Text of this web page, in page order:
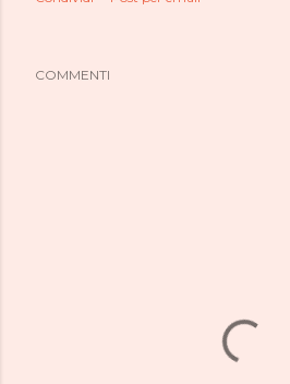
COMMENTI